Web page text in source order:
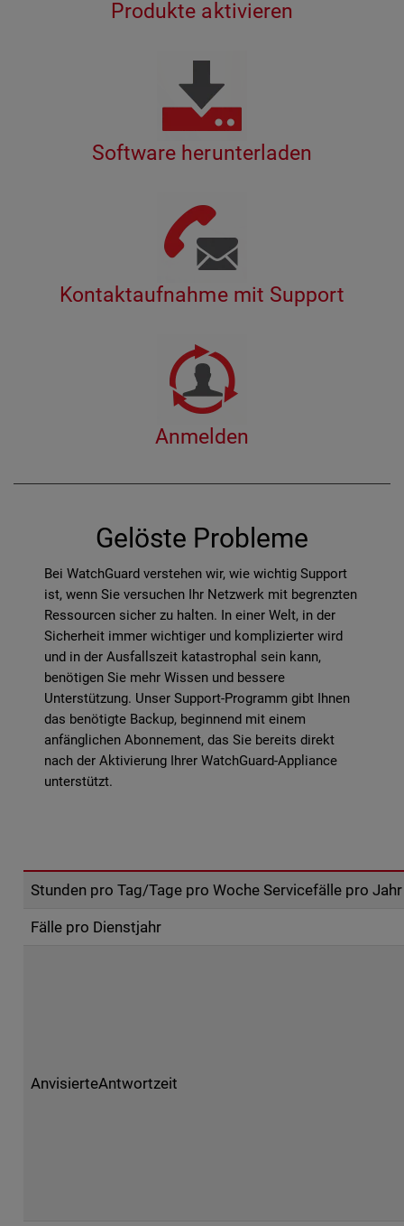
Produkte aktivieren
Software herunterladen
Kontaktaufnahme mit Support
Anmelden
Gelöste Probleme
Bei WatchGuard verstehen wir, wie wichtig Support
ist, wenn Sie versuchen Ihr Netzwerk mit begrenzten
Ressourcen sicher zu halten. In einer Welt, in der
Sicherheit immer wichtiger und komplizierter wird
und in der Ausfallszeit katastrophal sein kann,
benötigen Sie mehr Wissen und bessere
Unterstützung. Unser Support-Programm gibt Ihnen
das benötigte Backup, beginnend mit einem
anfänglichen Abonnement, das Sie bereits direkt
nach der Aktivierung Ihrer WatchGuard-Appliance
unterstützt.
Stunden pro Tag/Tage pro Woche Servicefälle pro Jahr
Fälle pro Dienstjahr
AnvisierteAntwortzeit